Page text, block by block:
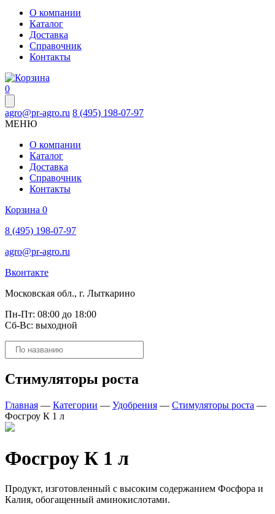
О компании
Каталог
Доставка
Справочник
Контакты
0
agro@pr-agro.ru 8 (495) 198-07-97
МЕНЮ
О компании
Каталог
Доставка
Справочник
Контакты
Корзина 0
8 (495) 198-07-97
agro@pr-agro.ru
Вконтакте
Московская обл., г. Лыткарино
Пн-Пт: 08:00 до 18:00
Сб-Вс: выходной
Поиск
товаров
Стимуляторы роста
Главная — Категории — Удобрения — Стимуляторы роста —
Фосгроу К 1 л
Фосгроу К 1 л
Продукт, изготовленный с высоким содержанием Фосфора и
Калия, обогащенный аминокислотами.